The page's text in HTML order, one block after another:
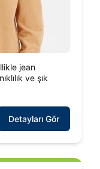
jean
ve şık
Detayları Gör